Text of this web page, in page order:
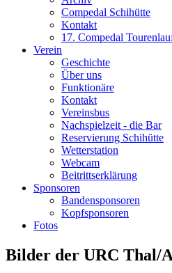
Compedal Schihütte
Kontakt
17. Compedal
Verein
Geschichte
Über uns
Funktionäre
Kontakt
Vereinsbus
Nachspielzeit - die Bar
Reservierung Schihütte
Wetterstation
Webcam
Beitrittserklärung
Sponsoren
Bandensponsoren
Kopfsponsoren
Fotos
Bilder der URC Thal/